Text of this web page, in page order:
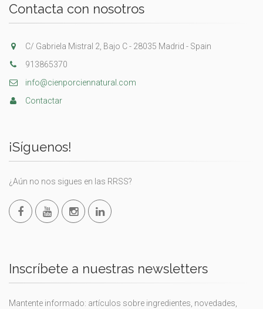
Contacta con nosotros
C/ Gabriela Mistral 2, Bajo C - 28035 Madrid - Spain
913865370
info@cienporciennatural.com
Contactar
¡Síguenos!
¿Aún no nos sigues en las RRSS?
Inscríbete a nuestras newsletters
Mantente informado: artículos sobre ingredientes, novedades,